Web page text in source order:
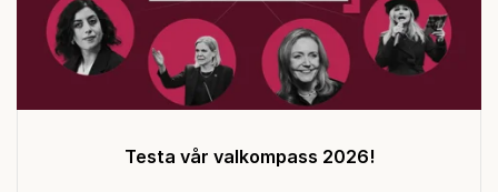
Testa vår valkompass 2026!